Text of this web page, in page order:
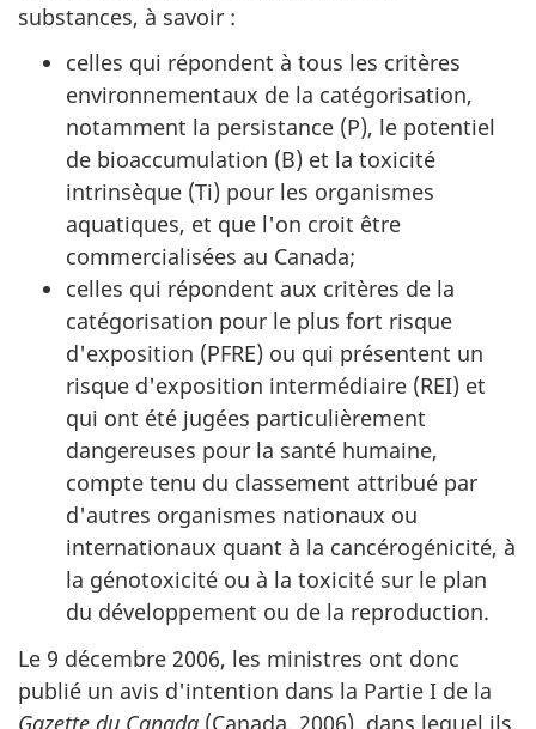
substances, à savoir :
celles qui répondent à tous les critères
environnementaux de la catégorisation,
notamment la persistance (P), le potentiel
de bioaccumulation (B) et la toxicité
intrinsèque (Ti) pour les organismes
aquatiques, et que l'on croit être
commercialisées au Canada;
celles qui répondent aux critères de la
catégorisation pour le plus fort risque
d'exposition (PFRE) ou qui présentent un
risque d'exposition intermédiaire (REI) et
qui ont été jugées particulièrement
dangereuses pour la santé humaine,
compte tenu du classement attribué par
d'autres organismes nationaux ou
internationaux quant à la cancérogénicité, à
la génotoxicité ou à la toxicité sur le plan
du développement ou de la reproduction.
Le 9 décembre 2006, les ministres ont donc
publié un avis d'intention dans la Partie I de la
Gazette du Canada (Canada, 2006), dans lequel ils